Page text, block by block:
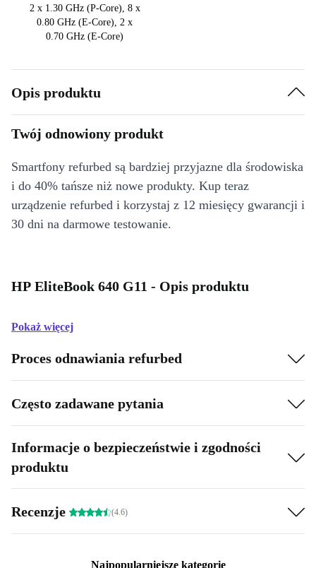
2 x 1.30 GHz (P-Core), 8 x
0.80 GHz (E-Core), 2 x
0.70 GHz (E-Core)
Opis produktu
Twój odnowiony produkt
Smartfony refurbed są bardziej przyjazne dla środowiska
i do 40% tańsze niż nowe produkty. Kup teraz
urządzenie refurbed i korzystaj z 12 miesięcy gwarancji i
30 dni na darmowe testowanie.
HP EliteBook 640 G11 - Opis produktu
Pokaż więcej
Proces odnawiania refurbed
Często zadawane pytania
Informacje o bezpieczeństwie i zgodności
produktu
Recenzje (4.6)
Najpopularniejsze kategorie